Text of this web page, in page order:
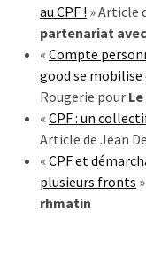
au CPF ! » Article
partenariat
« Compte
good se
Rougerie pour
« CPF : un
Article de Jean
« CPF et
plusieurs fronts
rhmatin